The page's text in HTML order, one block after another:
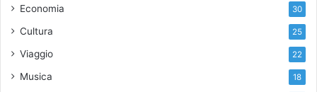
Economia 30
Cultura 25
Viaggio 22
Musica 18